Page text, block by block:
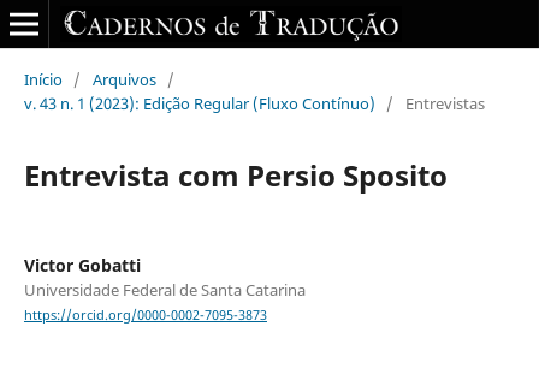
Início / Arquivos /
v. 43 n. 1 (2023): Edição Regular (Fluxo Contínuo)
/ Entrevistas
Entrevista com Persio Sposito
Victor Gobatti
Universidade Federal de Santa Catarina
https://orcid.org/0000-0002-7095-3873